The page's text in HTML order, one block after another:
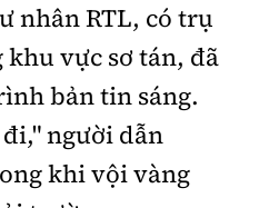
nhân RTL, có trụ
vực sơ tán, đã
bản tin sáng.
người dẫn
khi vội vàng